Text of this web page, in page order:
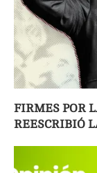
FIRMES POR
REESCRIBIÓ